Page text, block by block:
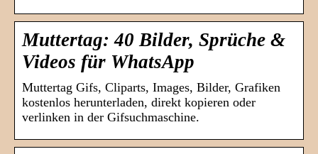
Muttertag: 40 Bilder, Sprüche &
Videos für WhatsApp
Muttertag Gifs, Cliparts, Images, Bilder, Grafiken
kostenlos herunterladen, direkt kopieren oder
verlinken in der Gifsuchmaschine.